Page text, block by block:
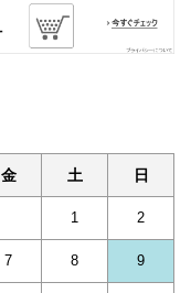
金 土 日
1 2
7 8 9